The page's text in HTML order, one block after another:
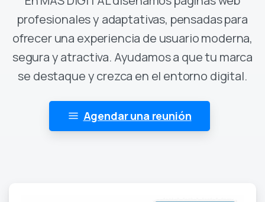
profesionales y adaptativas, pensadas para
ofrecer una experiencia de usuario moderna,
segura y atractiva. Ayudamos a que tu marca
se destaque y crezca en el entorno digital.
Agendar una reunión